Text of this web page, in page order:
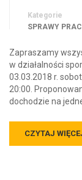
Kategorie
SPRAWY
Zapraszamy
w działalności
03.03.2018 r.
20:00.
dochodzie na
CZYTAJ